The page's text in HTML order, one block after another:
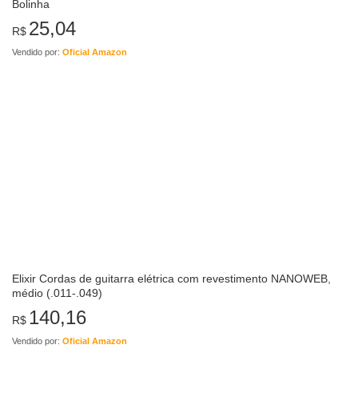
Bolinha
R$ 25,04
Vendido por: Oficial Amazon
Elixir Cordas de guitarra elétrica com revestimento NANOWEB,
médio (.011-.049)
R$ 140,16
Vendido por: Oficial Amazon